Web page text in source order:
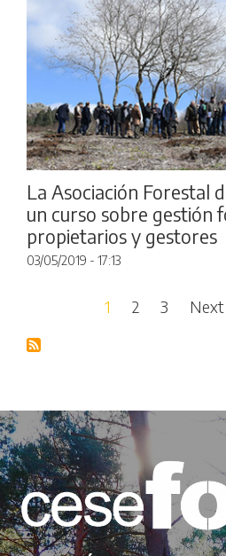
La Asociación Forestal
un curso sobre gestión
propietarios y gestores
03/05/2019 - 17:13
Pagination
1 2 3 Next